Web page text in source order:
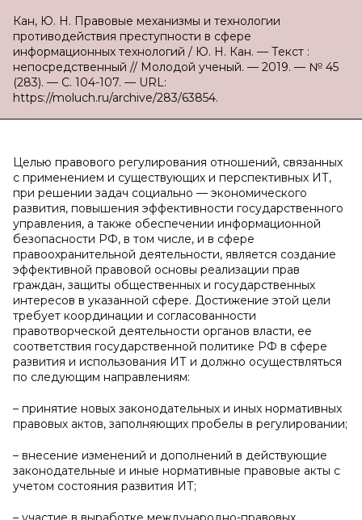
Кан, Ю. Н. Правовые механизмы и технологии
противодействия преступности в сфере
информационных технологий / Ю. Н. Кан. — Текст :
непосредственный // Молодой ученый. — 2019. — № 45
(283). — С. 104-107. — URL:
https://moluch.ru/archive/283/63854.
Целью правового регулирования отношений, связанных
с применением и существующих и перспективных ИТ,
при решении задач социально — экономического
развития, повышения эффективности государственного
управления, а также обеспечении информационной
безопасности РФ, в том числе, и в сфере
правоохранительной деятельности, является создание
эффективной правовой основы реализации прав
граждан, защиты общественных и государственных
интересов в указанной сфере. Достижение этой цели
требует координации и согласованности
правотворческой деятельности органов власти, ее
соответствия государственной политике РФ в сфере
развития и использования ИТ и должно осуществляться
по следующим направлениям:
– принятие новых законодательных и иных нормативных
правовых актов, заполняющих пробелы в регулировании;
– внесение изменений и дополнений в действующие
законодательные и иные нормативные правовые акты с
учетом состояния развития ИТ;